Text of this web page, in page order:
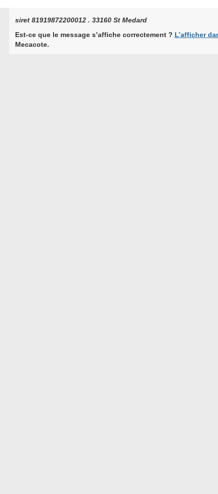
siret 81919872200012 . 33160 St Medard
Est-ce que le message s’affiche correctement ? L’afficher
Mecacote.